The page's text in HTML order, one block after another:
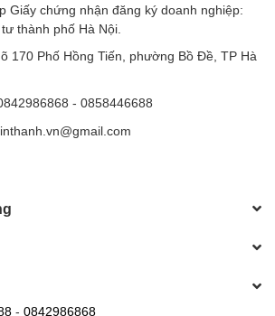
Giấy chứng nhận đăng ký doanh nghiệp:
thành phố Hà Nội.
170 Phố Hồng Tiến, phường Bồ Đề, TP Hà
- 0858446688
- 0842986868